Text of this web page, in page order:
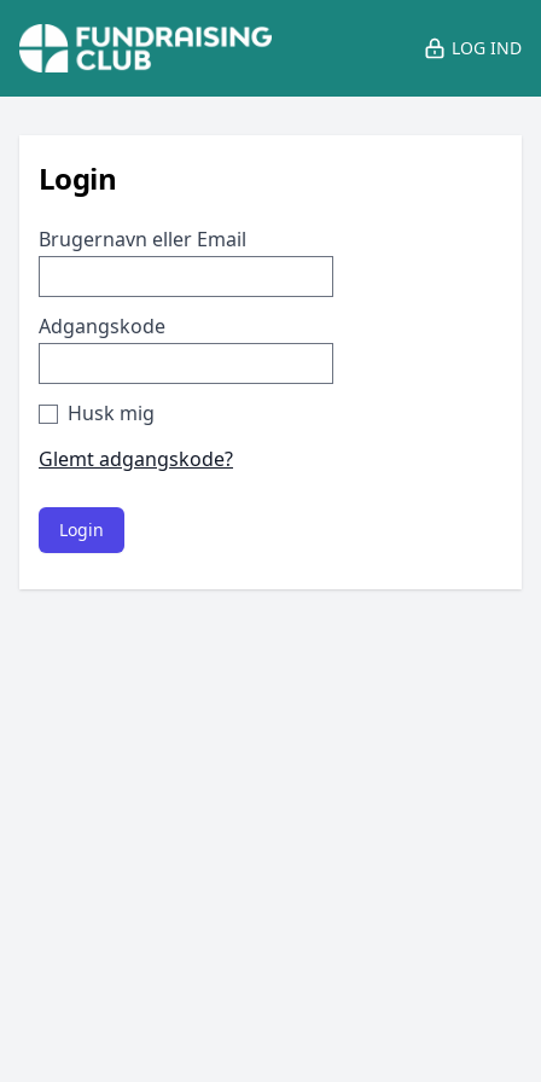
LOG IND
Login
Brugernavn eller Email
Adgangskode
Husk mig
Glemt adgangskode?